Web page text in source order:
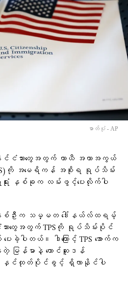
ဓာတ်ပုံ - AP
ငံသားတွေအတွက် ယာယီ အကာအကွယ်
ကို အမေရိကန် အစိုးရ ရုပ်သိမ်း
း နှစ်ခုက လမ်းဖွင့်ပေးလိုက်ပါ
စ်ဦးက သမ္မတ ဒေါ်နယ်လ်ထရမ့်
းတွေအတွက် TPSကို ရုပ်သိမ်းပိုင်
ေးခဲ့ပါတယ်။ ဒါကြောင့် TPS အောက်က
မြန်မာနဲ့ တောင်ဆူဒန်
နှင်ထုတ်ပိုင်ခွင့် ရှိလာနိုင်ပါ